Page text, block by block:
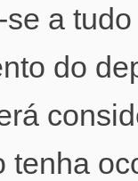
a
do
tenha